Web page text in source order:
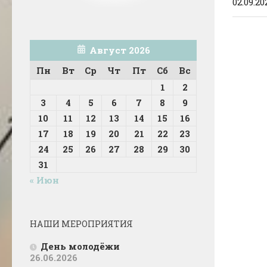
Август 2026
Пн
Вт Ср Чт Пт Сб
Вс
1
2
3
4 5 6 7 8
9
10
11 12 13 14 15
16
17
18 19 20 21 22
23
24
25 26 27 28 29
30
31
« Июн
НАШИ МЕРОПРИЯТИЯ
День молодёжи
26.06.2026